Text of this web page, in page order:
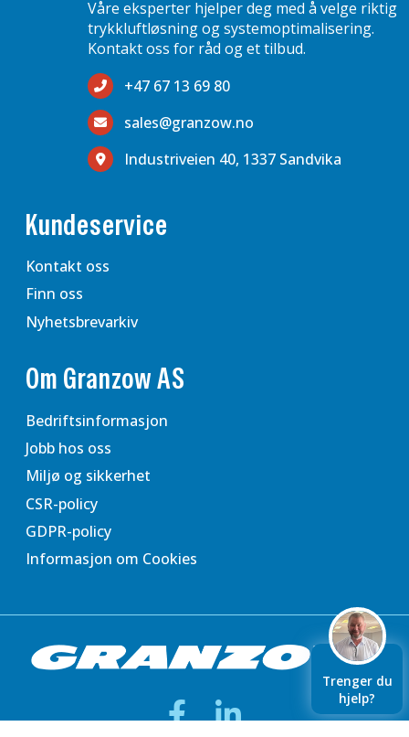
Våre eksperter hjelper deg med å velge riktig
trykkluftløsning og systemoptimalisering.
Kontakt oss for råd og et tilbud.
+47 67 13 69 80
sales@granzow.no
Industriveien 40, 1337 Sandvika
Kundeservice
Kontakt oss
Finn oss
Nyhetsbrevarkiv
Om Granzow AS
Bedriftsinformasjon
Jobb hos oss
Miljø og sikkerhet
CSR-policy
GDPR-policy
Informasjon om Cookies
FacebookLinkedIn
Trenger du
hjelp?